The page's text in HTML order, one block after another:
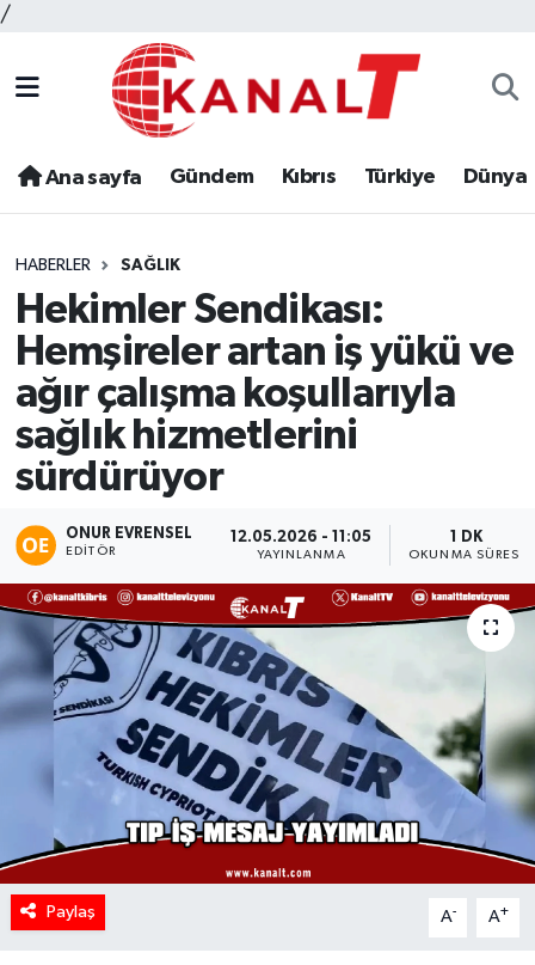
/
Ana sayfa Gündem Kıbrıs Türkiye Dünya
HABERLER SAĞLIK
Hekimler Sendikası:
Hemşireler artan iş yükü ve
ağır çalışma koşullarıyla
sağlık hizmetlerini
sürdürüyor
ONUR EVRENSEL
EDITÖR
12.05.2026 - 11:05
YAYINLANMA
1 DK
OKUNMA SÜRESI
Paylaş A- A+